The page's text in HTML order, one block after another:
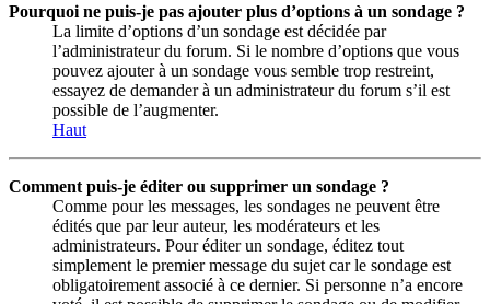
Pourquoi ne puis-je pas ajouter plus d’options à un sondage ?
La limite d’options d’un sondage est décidée par
l’administrateur du forum. Si le nombre d’options que vous
pouvez ajouter à un sondage vous semble trop restreint,
essayez de demander à un administrateur du forum s’il est
possible de l’augmenter.
Haut
Comment puis-je éditer ou supprimer un sondage ?
Comme pour les messages, les sondages ne peuvent être
édités que par leur auteur, les modérateurs et les
administrateurs. Pour éditer un sondage, éditez tout
simplement le premier message du sujet car le sondage est
obligatoirement associé à ce dernier. Si personne n’a encore